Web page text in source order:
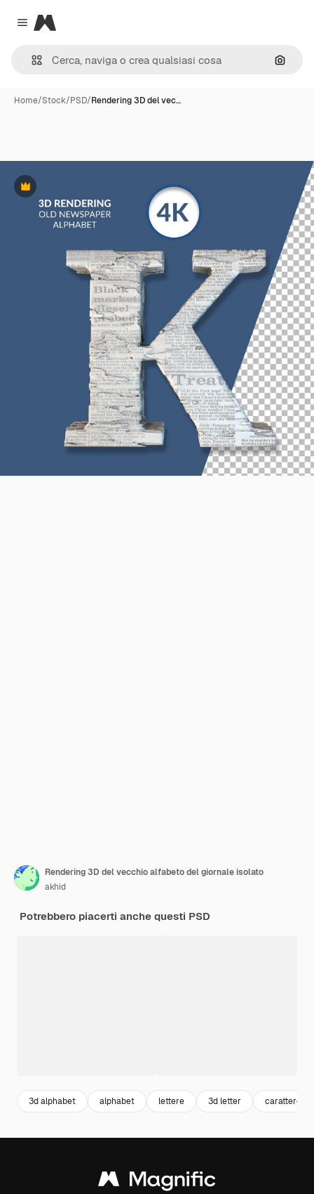
Close menu
Magnific
Cerca
Home/Stock/PSD/Rendering 3D del vec…
Premium
Rendering 3D del vecchio alfabeto del giornale isolato
akhid
Potrebbero piacerti anche questi PSD
3d alphabet alphabet lettere 3d letter carattere